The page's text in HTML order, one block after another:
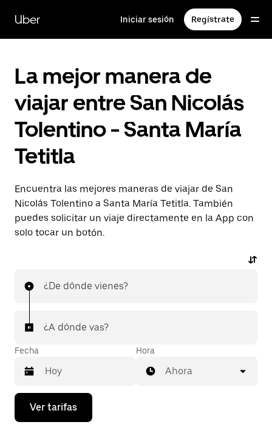
contenido
principal
Uber Iniciar sesión Regístrate
La mejor manera de
viajar entre San Nicolás
Tolentino - Santa María
Tetitla
Encuentra las mejores maneras de viajar de San
Nicolás Tolentino a Santa María Tetitla. También
puedes solicitar un viaje directamente en la App con
solo tocar un botón.
¿De dónde vienes?
¿A dónde vas?
Fecha
Presiona
flecha
Hora
Ahora
Ver tarifas